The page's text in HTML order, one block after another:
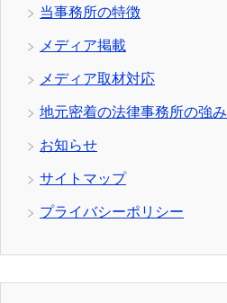
当事務所の特徴
メディア掲載
メディア取材対応
地元密着の法律事務所の強み
お知らせ
サイトマップ
プライバシーポリシー